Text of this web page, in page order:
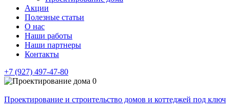
Акции
Полезные статьи
О нас
Наши работы
Наши партнеры
Контакты
+7 (927) 497-47-80
Проектирование и строительство домов и коттеджей под ключ